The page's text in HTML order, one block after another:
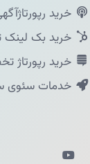
خرید رپورتاژآگهی
خرید بک لینک
خرید رپورتاژ
خدمات سئوی